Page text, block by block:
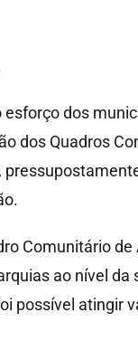
dos
dos Quadros
Comunitário de
ao nível da
possível atingir